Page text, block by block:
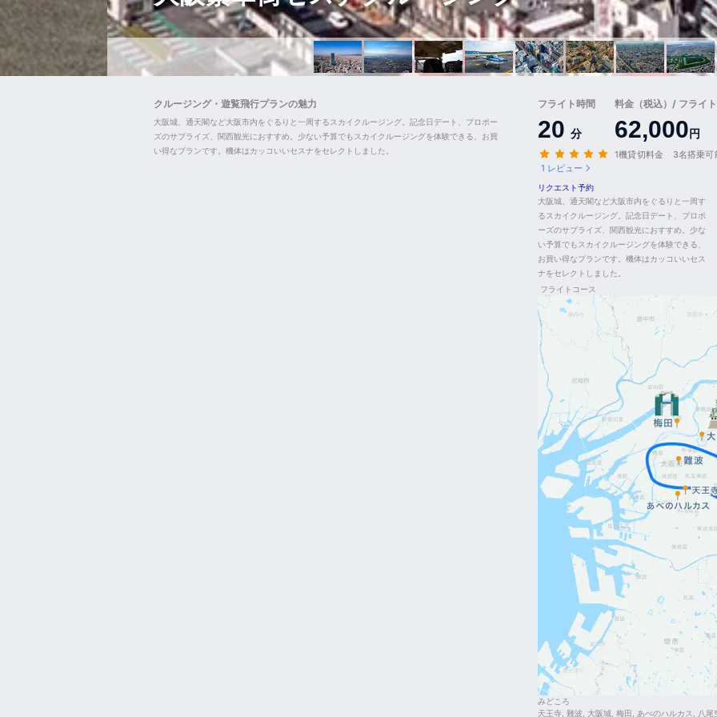
フライト時間
20 分
1 レビュー
料金（税込）/ フライト
62,000円
1機貸切料金 3名搭乗可
リクエスト予約
大阪城、通天閣など大阪市内をぐるりと一周す
るスカイクルージング。記念日デート、プロポ
ーズのサプライズ、関西観光におすすめ。少な
い予算でもスカイクルージングを体験できる、
お買い得なプランです。機体はカッコいいセス
ナをセレクトしました。
フライトコース
みどころ
天王寺, 難波, 大阪城, 梅田, あべのハルカス, 八尾
クルージング・遊覧飛行プランの魅力
大阪城、通天閣など大阪市内をぐるりと一周するスカイクルージング。記念日デート、プロポー
ズのサプライズ、関西観光におすすめ。少ない予算でもスカイクルージングを体験できる、お買
い得なプランです。機体はカッコいいセスナをセレクトしました。